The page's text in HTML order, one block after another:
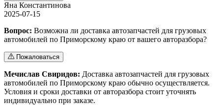
Яна Константинова
2025-07-15
Вопрос: Возможна ли доставка автозапчастей для грузовых
автомобилей по Приморскому краю от вашего авторазбора?
Пожаловаться
Мечислав Свиридов: Доставка автозапчастей для грузовых
автомобилей по Приморскому краю обычно осуществляется.
Условия и сроки доставки от авторазбора стоит уточнять
индивидуально при заказе.